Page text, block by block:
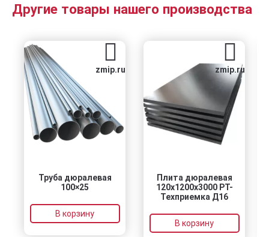
Другие товары нашего производства
zmip.ru
Труба дюралевая
100×25
В корзину
zmip.ru
Плита дюралевая
120x1200x3000 РТ-
Техприемка Д16
В корзину